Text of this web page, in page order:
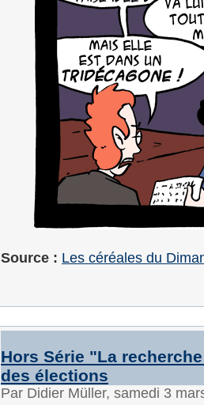
Source : Les céréales du
Hors Série "La
des élections
Par Didier Müller, samedi 3